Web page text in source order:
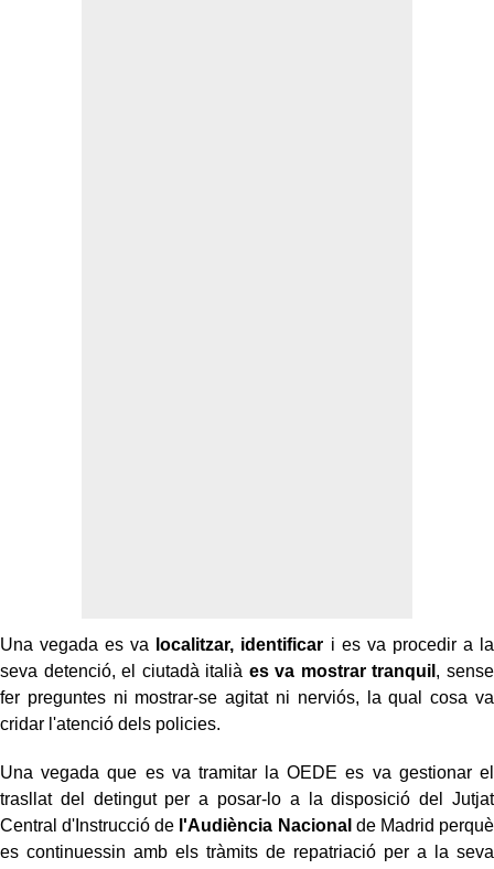
Una vegada es va localitzar, identificar i es va procedir a la
seva detenció, el ciutadà italià es va mostrar tranquil , sense
fer preguntes ni mostrar-se agitat ni nerviós, la qual cosa va
cridar l'atenció dels policies.
Una vegada que es va tramitar la OEDE es va gestionar el
trasllat del detingut per a posar-lo a la disposició del Jutjat
Central d'Instrucció de l'Audiència Nacional de Madrid perquè
es continuessin amb els tràmits de repatriació per a la seva